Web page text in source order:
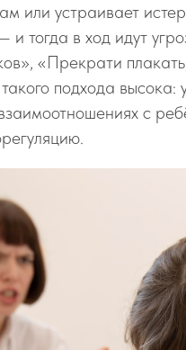
или устраивает
и тогда в ход идут
«Прекрати
подхода высока:
с